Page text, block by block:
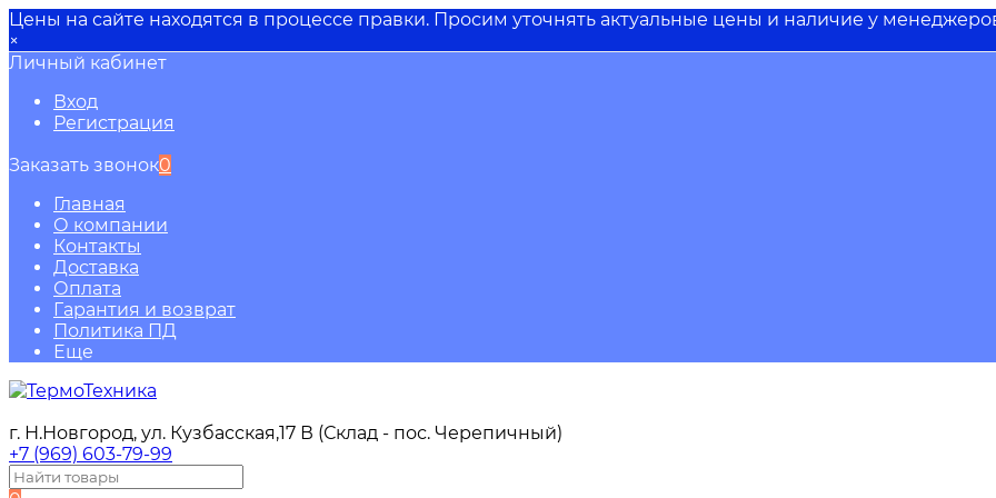
Цены на сайте находятся в процессе правки. Просим уточнять актуальные цены и наличие у
×
Личный кабинет
Вход
Регистрация
Заказать звонок0
Главная
О компании
Контакты
Доставка
Оплата
Гарантия и возврат
Политика ПД
Еще
г. Н.Новгород, ул. Кузбасская,17 В (Склад - пос. Черепичный)
+7 (969) 603-79-99